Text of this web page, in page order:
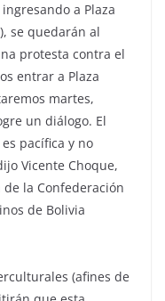
a Plaza
se quedarán al
protesta contra el
entrar a Plaza
martes,
un diálogo. El
pacífica y no
Vicente Choque,
la Confederación
de Bolivia
(afines de